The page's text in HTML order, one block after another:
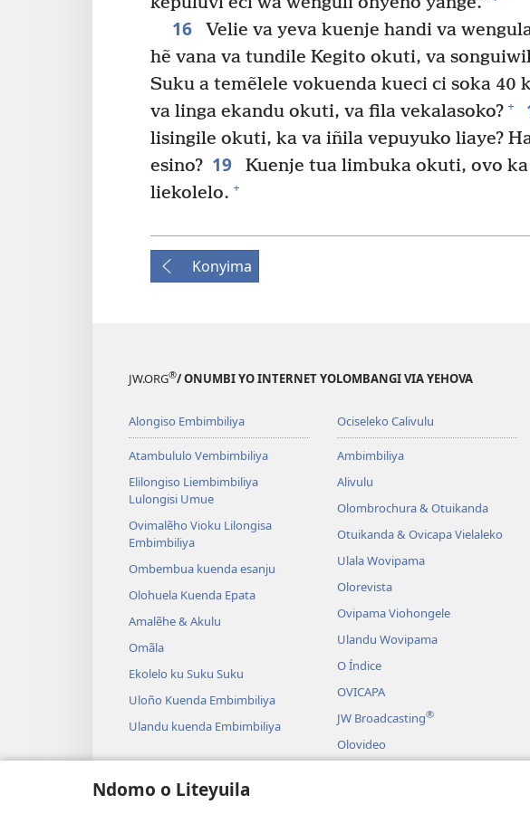
Ndomo o Liteyuila
16
Velie va yeva kuenje handi va
hẽ vana va tundile Kegito okuti, va
Suku a temẽlele vokuenda kueci ci soka 40
va linga ekandu okuti, va fila vekalasoko? +
lisingile okuti, ka va iñila vepuyuko liaye?
esino? 19
Kuenje tua limbuka okuti, ovo
liekolelo. +
Konyima
JW.ORG®/ ONUMBI YO INTERNET YOLOMBANGI VIA YEHOVA
Alongiso Embimbiliya
Atambululo Vembimbiliya
Elilongiso Liembimbiliya
Lulongisi Umue
Ovimalẽho Vioku Lilongisa
Embimbiliya
Ombembua kuenda esanju
Olohuela Kuenda Epata
Amalẽhe & Akulu
Omãla
Ekolelo ku Suku Suku
Uloño Kuenda Embimbiliya
Ulandu kuenda Embimbiliya
Ociseleko Calivulu
Ambimbiliya
Alivulu
Olombrochura & Otuikanda
Otuikanda & Ovicapa Vielaleko
Ulala Wovipama
Olorevista
Ovipama Viohongele
Ulandu Wovipama
O Índice
OVICAPA
JW Broadcasting®
Olovideo